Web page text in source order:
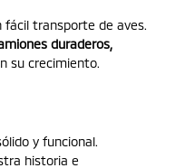
fácil transporte de aves.
duraderos,
su crecimiento.
y funcional.
historia e